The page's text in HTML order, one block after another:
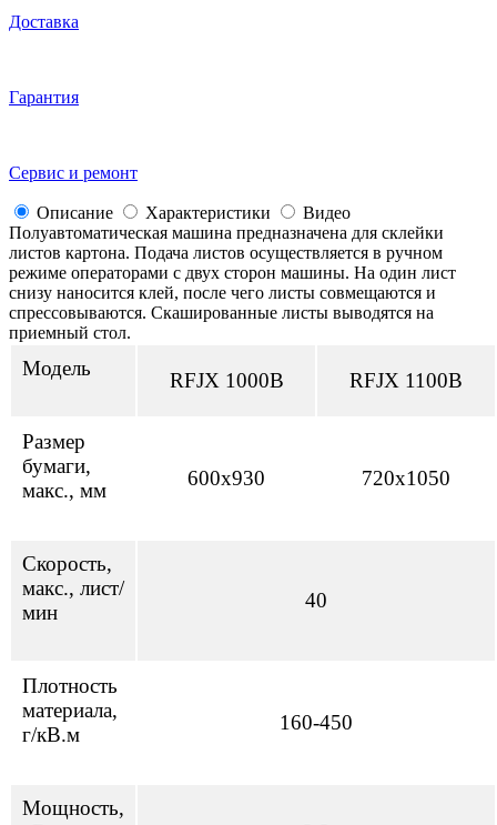
Доставка
Гарантия
Сервис и ремонт
Описание Характеристики
Видео
Полуавтоматическая машина предназначена для склейки
листов картона. Подача листов осуществляется в ручном
режиме операторами с двух сторон машины. На один лист
снизу наносится клей, после чего листы совмещаются и
спрессовываются. Скашированные листы выводятся на
приемный стол.
Модель
RFJX 1000B RFJX 1100B
Размер
бумаги,
макс., мм
600х930 720х1050
Скорость,
макс., лист/
мин
40
Плотность
материала,
г/кВ.м
160-450
Мощность,